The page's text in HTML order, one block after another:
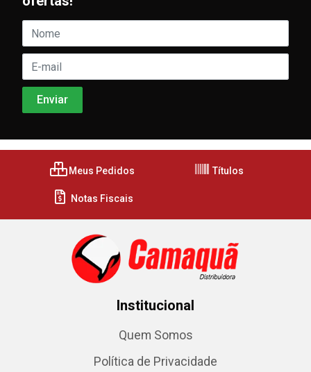
Meus Pedidos Títulos
Notas Fiscais
Institucional
Quem Somos
Política de Privacidade